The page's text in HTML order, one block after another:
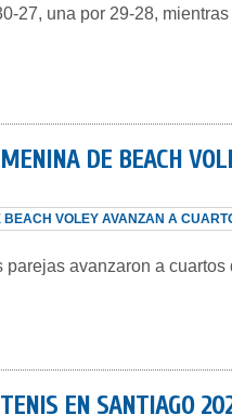
27, una por 29-28,
DE BEACH
avanzaron a
EN SANTIAGO